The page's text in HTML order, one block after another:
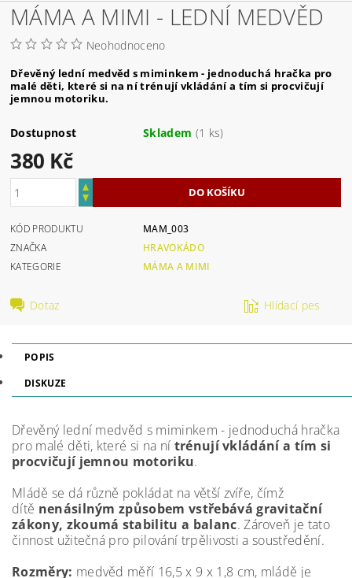
MÁMA A MIMI - LEDNÍ MEDVĚD
Neohodnoceno
Dřevěný lední medvěd s miminkem - jednoduchá hračka pro
malé děti, které si na ní trénují vkládání a tím si procvičují
jemnou motoriku.
Dostupnost Skladem (1 ks)
380 Kč
KÓD PRODUKTU
MAM_003
ZNAČKA
HRAVOKÁDO
KATEGORIE
MÁMA A MIMI
Dotaz Hlídací pes
POPIS
DISKUZE
Dřevěný lední medvěd s miminkem - jednoduchá hračka
pro malé děti, které si na ní trénují vkládání a tím si
procvičují jemnou motoriku.
Mládě se dá různě pokládat na větší zvíře, čímž
dítě nenásilným způsobem vstřebává gravitační
zákony, zkoumá stabilitu a balanc. Zároveň je tato
činnost užitečná pro pilování trpělivosti a soustředění.
Rozměry: medvěd měří 16,5 x 9 x 1,8 cm, mládě je